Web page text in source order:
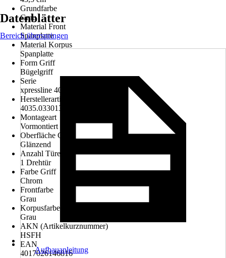
Grundfarbe
Grau
Material Front
Spanplatte
Material Korpus
Spanplatte
Form Griff
Bügelgriff
Serie
xpressline 4035
Herstellerartikelnummer
4035.033013
Montageart
Vormontiert
Oberfläche Griff
Glänzend
Anzahl Türen
1 Drehtür
Farbe Griff
Chrom
Frontfarbe
Grau
Korpusfarbe
Grau
AKN (Artikelkurznummer)
HSFH
EAN
4017026146816
Datenblätter
Bereich überspringen
Aufbauanleitung